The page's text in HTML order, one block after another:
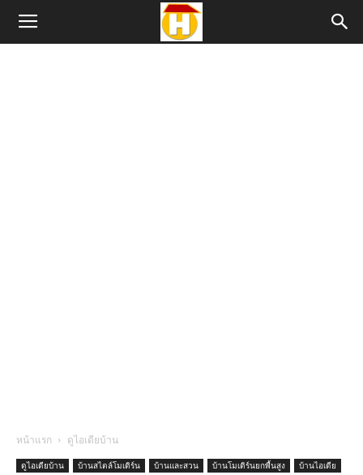
หน้าแรก ดูไอเดียบ้าน
ดูไอเดียบ้าน บ้านสไตล์โมเดิร์น บ้านและสวน บ้านโมเดิร์นยกพื้นสูง
บ้านไอเดีย